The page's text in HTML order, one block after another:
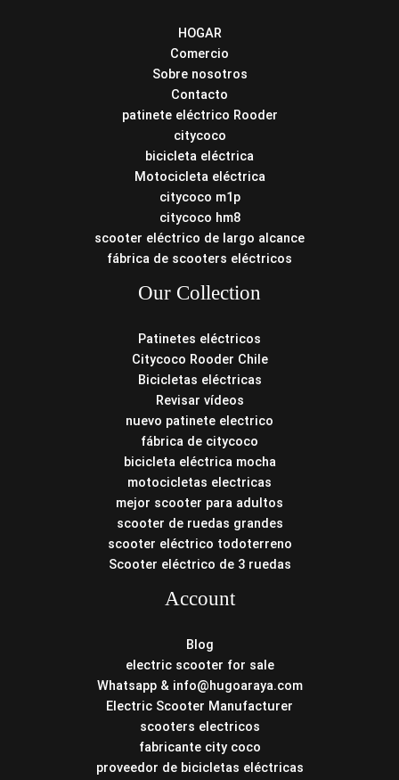
HOGAR
Comercio
Sobre nosotros
Contacto
patinete eléctrico Rooder
citycoco
bicicleta eléctrica
Motocicleta eléctrica
citycoco m1p
citycoco hm8
scooter eléctrico de largo alcance
fábrica de scooters eléctricos
Our Collection
Patinetes eléctricos
Citycoco Rooder Chile
Bicicletas eléctricas
Revisar vídeos
nuevo patinete electrico
fábrica de citycoco
bicicleta eléctrica mocha
motocicletas electricas
mejor scooter para adultos
scooter de ruedas grandes
scooter eléctrico todoterreno
Scooter eléctrico de 3 ruedas
Account
Blog
electric scooter for sale
Whatsapp & info@hugoaraya.com
Electric Scooter Manufacturer
scooters electricos
fabricante city coco
proveedor de bicicletas eléctricas